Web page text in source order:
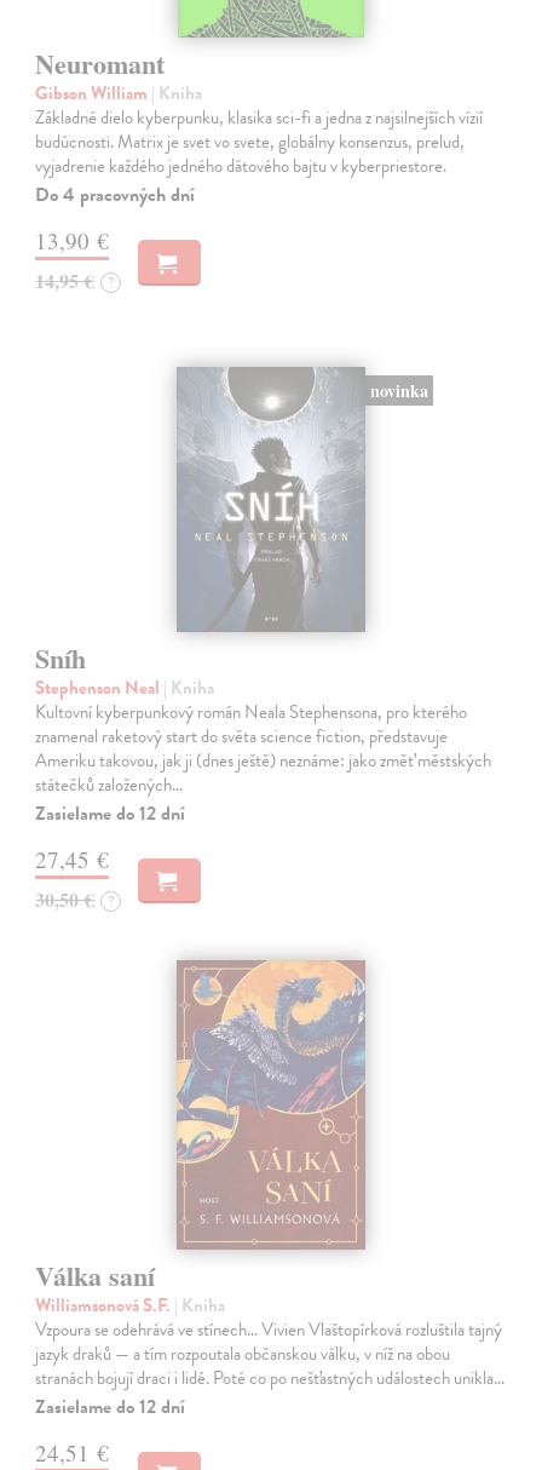
Neuromant
Gibson William | Kniha
Základné dielo kyberpunku, klasika sci-fi a jedna z najsilnejších vízií
budúcnosti. Matrix je svet vo svete, globálny konsenzus, prelud,
vyjadrenie každého jedného dátového bajtu v kyberpriestore.
Do 4 pracovných dní
13,90 €
14,95 € ?
novinka
Sníh
Stephenson Neal | Kniha
Kultovní kyberpunkový román Neala Stephensona, pro kterého
znamenal raketový start do světa science fiction, představuje
Ameriku takovou, jak ji (dnes ještě) neznáme: jako změť městských
státečků založených…
Zasielame do 12 dní
27,45 €
30,50 € ?
Válka saní
Williamsonová S.F. | Kniha
Vzpoura se odehrává ve stínech… Vivien Vlaštopírková rozluštila tajný
jazyk draků — a tím rozpoutala občanskou válku, v níž na obou
stranách bojují draci i lidé. Poté co po nešťastných událostech unikla…
Zasielame do 12 dní
24,51 €